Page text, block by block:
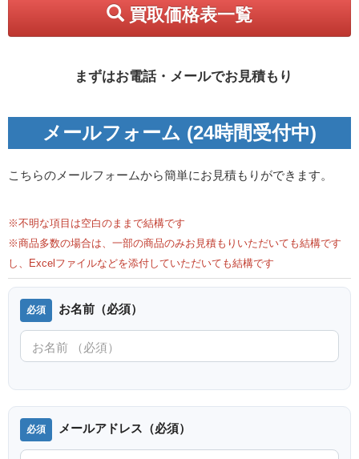
買取価格表一覧
まずはお電話・メールでお見積もり
メールフォーム (24時間受付中)
こちらのメールフォームから簡単にお見積もりができます。
※不明な項目は空白のままで結構です
※商品多数の場合は、一部の商品のみお見積もりいただいても結構です
し、Excelファイルなどを添付していただいても結構です
お名前（必須）
メールアドレス（必須）